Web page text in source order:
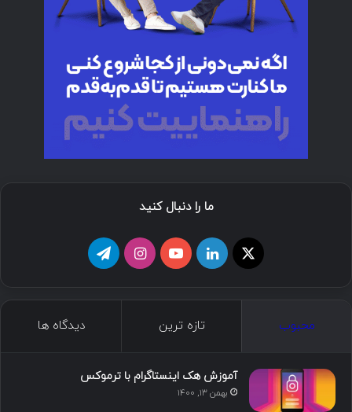
ما را دنبال کنید
د
و
ت
ا
محبوب تازه ترین دیدگاه ها
آموزش هک اینستاگرام با ترموکس
بهمن ۱۳, ۱۴۰۰